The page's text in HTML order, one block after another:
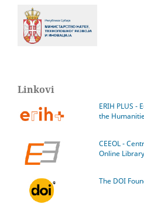
Linkovi
ERIH PLUS -
the
CEEOL -
Online Library
The DOI